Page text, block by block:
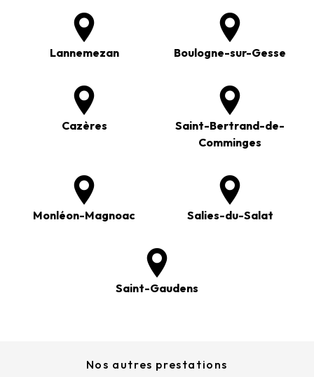
Lannemezan Boulogne-sur-Gesse
Cazères
Saint-Bertrand-de-
Comminges
Monléon-Magnoac Salies-du-Salat
Saint-Gaudens
Nos autres prestations